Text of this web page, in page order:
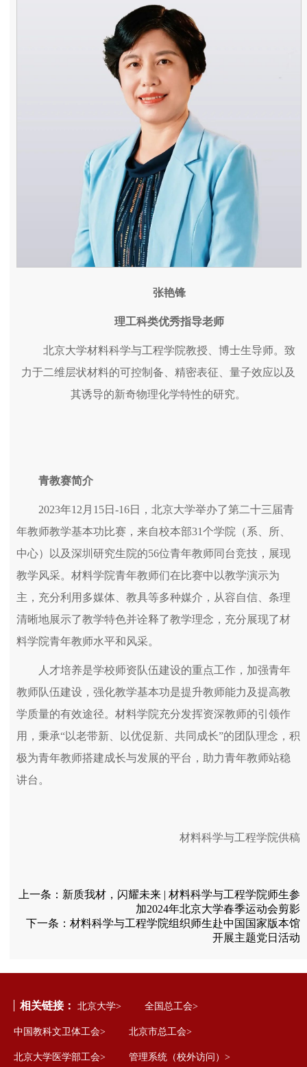
张艳锋
理工科类优秀指导老师
北京大学材料科学与工程学院教授、博士生导师。致
力于二维层状材料的可控制备、精密表征、量子效应以及
其诱导的新奇物理化学特性的研究。
青教赛简介
2023年12月15日-16日，北京大学举办了第二十三届青
年教师教学基本功比赛，来自校本部31个学院（系、所、
中心）以及深圳研究生院的56位青年教师同台竞技，展现
教学风采。材料学院青年教师们在比赛中以教学演示为
主，充分利用多媒体、教具等多种媒介，从容自信、条理
清晰地展示了教学特色并诠释了教学理念，充分展现了材
料学院青年教师水平和风采。
人才培养是学校师资队伍建设的重点工作，加强青年
教师队伍建设，强化教学基本功是提升教师能力及提高教
学质量的有效途径。材料学院充分发挥资深教师的引领作
用，秉承“以老带新、以优促新、共同成长”的团队理念，积
极为青年教师搭建成长与发展的平台，助力青年教师站稳
讲台。
材料科学与工程学院供稿
上一条： 新质我材，闪耀未来 | 材料科学与工程学院师生参
加2024年北京大学春季运动会剪影
下一条： 材料科学与工程学院组织师生赴中国国家版本馆
开展主题党日活动
相关链接： 北京大学> 全国总工会>
中国教科文卫体工会> 北京市总工会>
北京大学医学部工会> 管理系统（校外访问）>